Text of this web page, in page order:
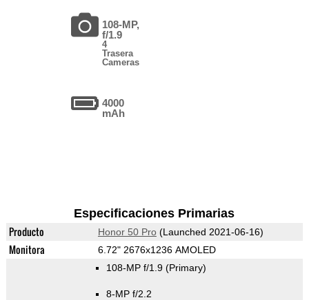
108-MP,
f/1.9
4
Trasera
Cameras
4000
mAh
Especificaciones Primarias
Producto Honor 50 Pro(Launched 2021-06-16)
Monitora 6.72" 2676x1236 AMOLED
108-MP f/1.9 (Primary)
8-MP f/2.2